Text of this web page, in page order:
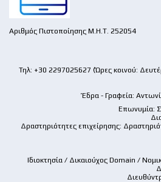
Αριθμός Πιστοποίησης Μ.Η.Τ. 252054
Τηλ: +30 2297025627 (Ώρες κοινού:
Έδρα - Γραφεία:
Επωνυμία:
Δραστηριότητες επιχείρησης:
Ιδιοκτησία / Δικαιούχος Domain /